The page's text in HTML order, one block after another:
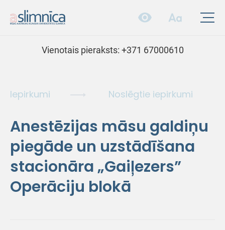
Vienotais pieraksts: +371 67000610
Iepirkumi Noslēgtie iepirkumi
Anestēzijas māsu galdiņu
piegāde un uzstādīšana
stacionāra „Gaiļezers”
Operāciju blokā